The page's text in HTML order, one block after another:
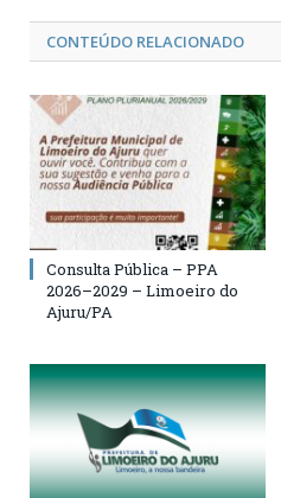
CONTEÚDO RELACIONADO
Consulta Pública – PPA
2026–2029 – Limoeiro do
Ajuru/PA